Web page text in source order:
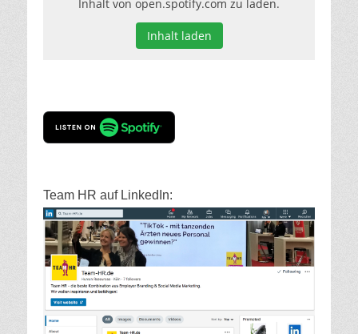
Inhalt von open.spotify.com zu laden.
Inhalt laden
Team HR auf LinkedIn: